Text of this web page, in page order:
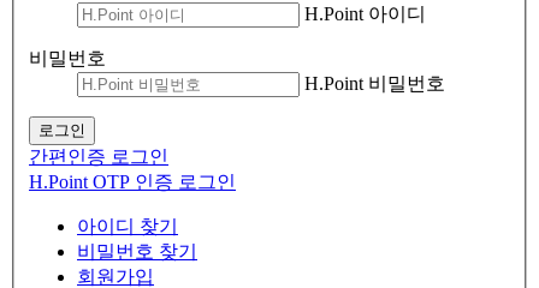
H.Point 아이디
비밀번호
H.Point 비밀번호
로그인
간편인증 로그인
H.Point OTP 인증 로그인
아이디 찾기
비밀번호 찾기
회원가입